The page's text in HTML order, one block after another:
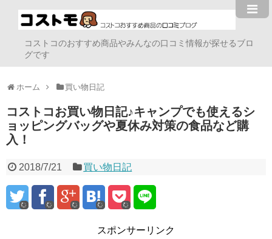
コストコのおすすめ商品やみんなの口コミ情報が探せるブロ
グです
ホーム 買い物日記
コストコお買い物日記♪キャンプでも使えるシ
ョッピングバッグや夏休み対策の食品など購
入！
2018/7/21 買い物日記
スポンサーリンク